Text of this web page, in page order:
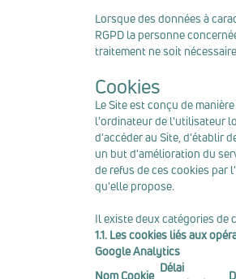
Lorsque des données à
RGPD la personne
traitement ne soit
Cookies
Le Site est conçu de
l'ordinateur de l'utilisateur
d'accéder au Site, d'établir
un but d'amélioration du
de refus de ces cookies
qu'elle propose.
Il existe deux catégories de
1.1. Les cookies liés aux
Google Analytics
Nom Cookie
Délai